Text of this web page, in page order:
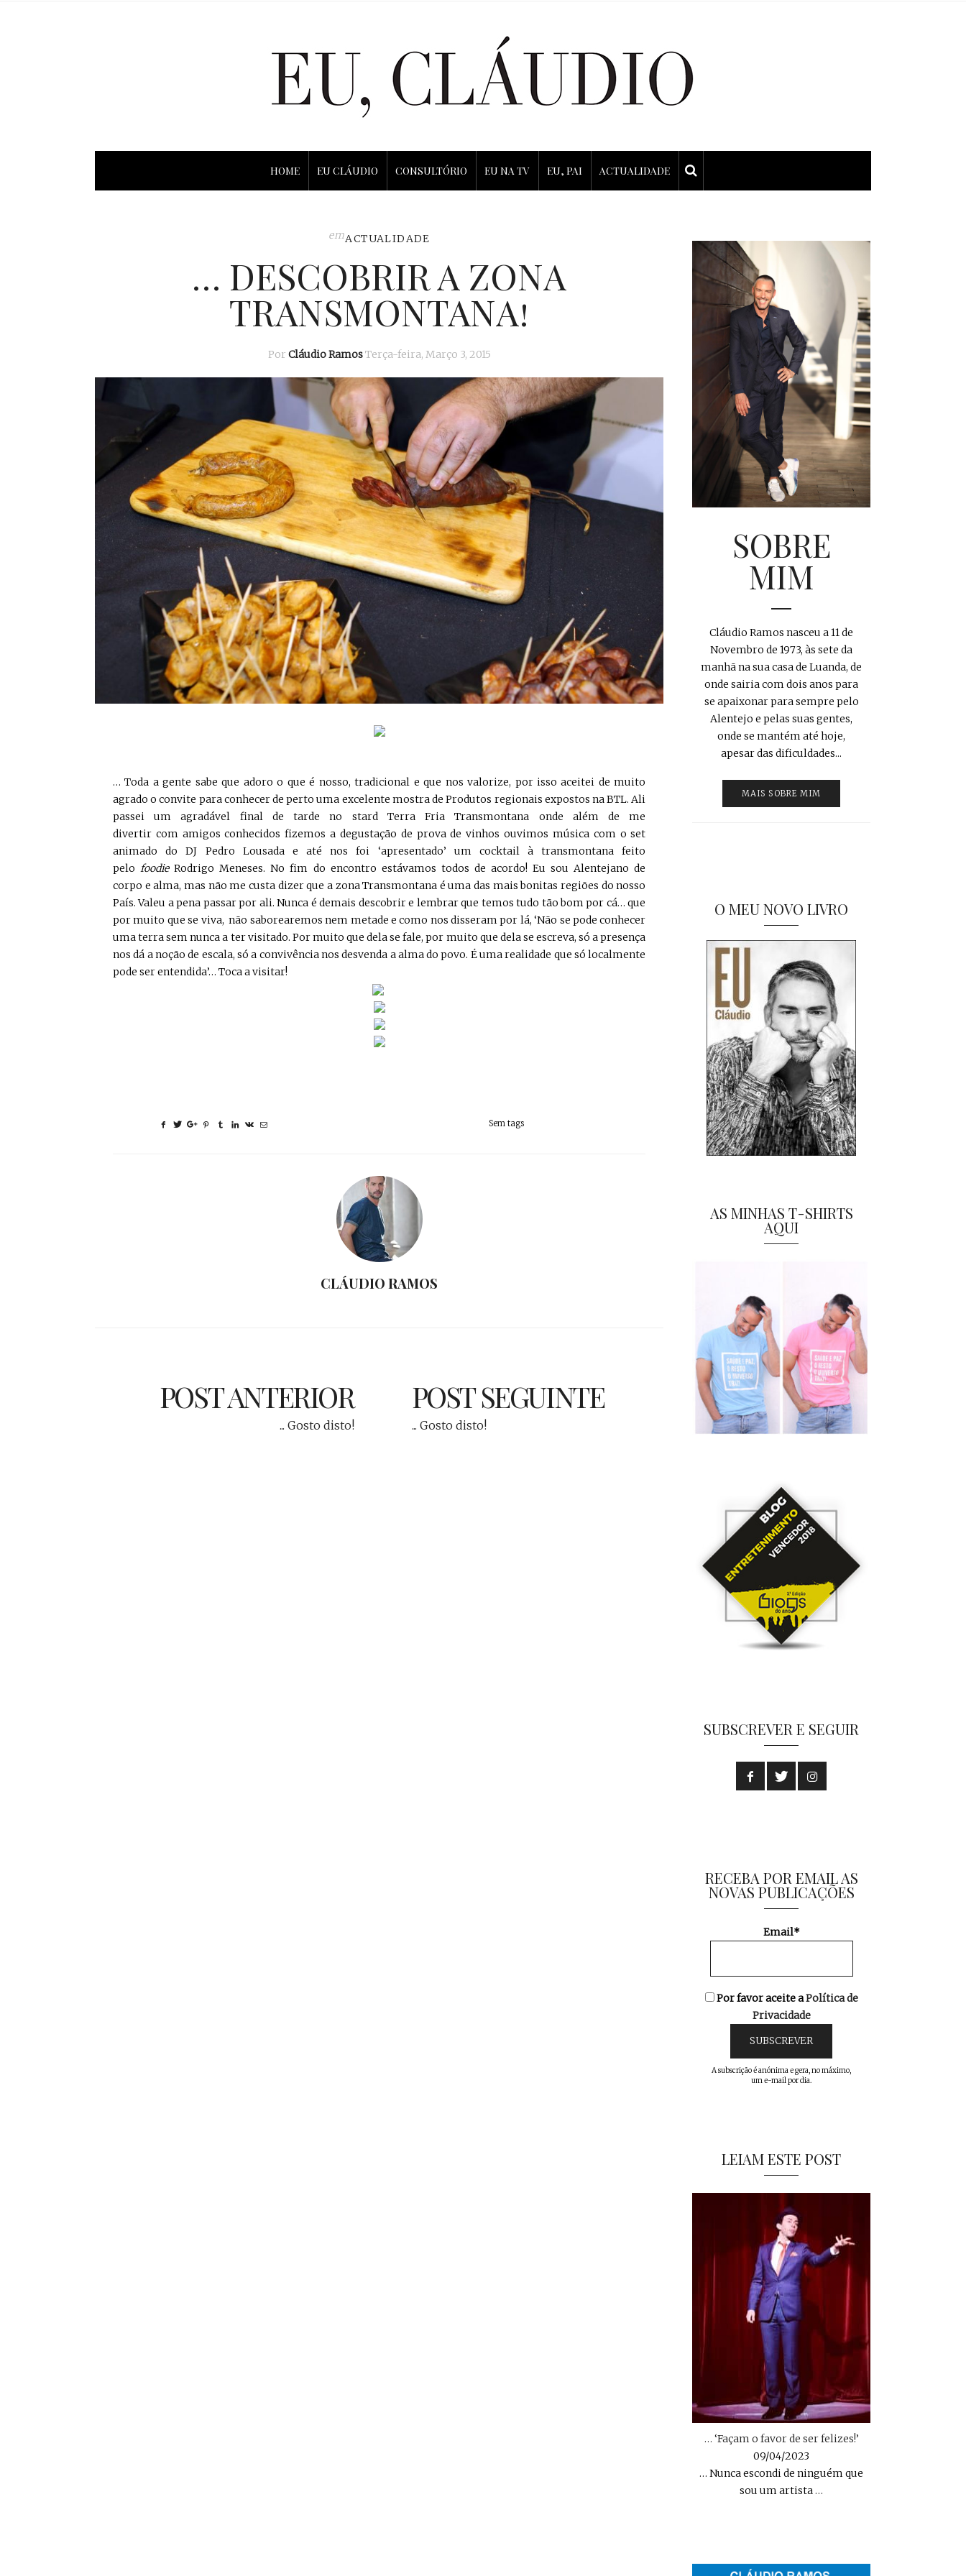
HOME EU CLÁUDIO CONSULTÓRIO EU NA TV EU, PAI ACTUALIDADE
emACTUALIDADE
… DESCOBRIR A ZONA
TRANSMONTANA!
Por Cláudio RamosTerça-feira, Março 3, 2015
… Toda a gente sabe que adoro o que é nosso, tradicional e que nos valorize, por isso aceitei de muito
agrado o convite para conhecer de perto uma excelente mostra de Produtos regionais expostos na BTL. Ali
passei um agradável final de tarde no stard Terra Fria Transmontana onde além de me
divertir com amigos conhecidos fizemos a degustação de prova de vinhos ouvimos música com o set
animado do DJ Pedro Lousada e até nos foi ‘apresentado’ um cocktail à transmontana feito
pelo foodieRodrigo Meneses. No fim do encontro estávamos todos de acordo! Eu sou Alentejano de
corpo e alma, mas não me custa dizer que a zona Transmontana é uma das mais bonitas regiões do nosso
País. Valeu a pena passar por ali. Nunca é demais descobrir e lembrar que temos tudo tão bom por cá… que
por muito que se viva, não saborearemos nem metade e como nos disseram por lá, ‘Não se pode conhecer
uma terra sem nunca a ter visitado. Por muito que dela se fale, por muito que dela se escreva, só a presença
nos dá a noção de escala, só a convivência nos desvenda a alma do povo. É uma realidade que só localmente
pode ser entendida’… Toca a visitar!
Sem tags
CLÁUDIO RAMOS
POST ANTERIOR
... Gosto disto!
POST SEGUINTE
... Gosto disto!
SOBRE
MIM
Cláudio Ramos nasceu a 11 de
Novembro de 1973, às sete da
manhã na sua casa de Luanda, de
onde sairia com dois anos para
se apaixonar para sempre pelo
Alentejo e pelas suas gentes,
onde se mantém até hoje,
apesar das dificuldades...
MAIS SOBRE MIM
O MEU NOVO LIVRO
AS MINHAS T-SHIRTS
AQUI
SUBSCREVER E SEGUIR
RECEBA POR EMAIL AS
NOVAS PUBLICAÇÕES
Email*
Por favor aceite aPolítica de
Privacidade
A subscrição é anónima e gera, no máximo,
um e-mail por dia.
LEIAM ESTE POST
… ‘Façam o favor de ser felizes!’
09/04/2023
… Nunca escondi de ninguém que
sou um artista…